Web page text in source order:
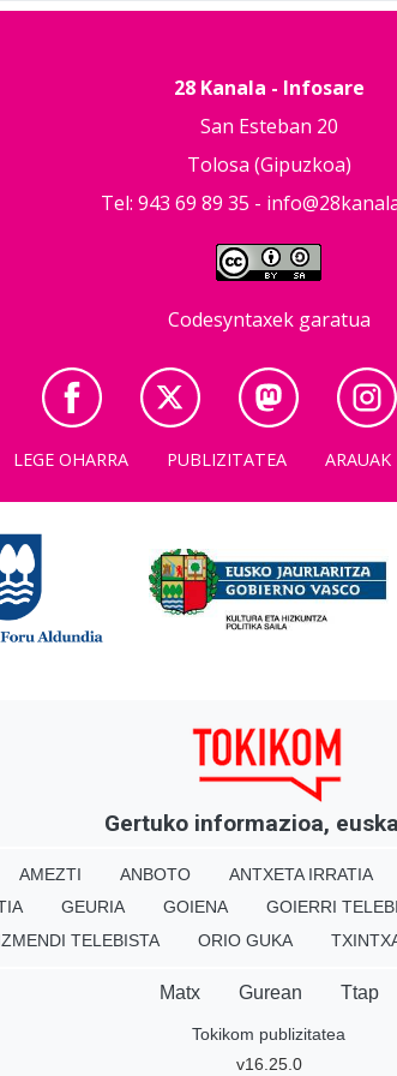
28 Kanala - Infosare
San Esteban 20
Tolosa (Gipuzkoa)
Tel: 943 69 89 35 -
Codesyntaxek garatua
LEGE OHARRA PUBLIZITATEA ARAUAK
Gertuko informazioa,
AMEZTI ANBOTO ANTXETA IRRATIA
GEURIA GOIENA GOIERRI
TELEBISTA ORIO GUKA
Matx Gurean Ttap
Tokikom publizitatea
v16.25.0